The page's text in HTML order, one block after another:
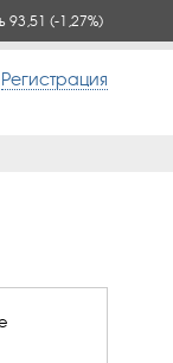
93,51 (-1,27%)
Регистрация